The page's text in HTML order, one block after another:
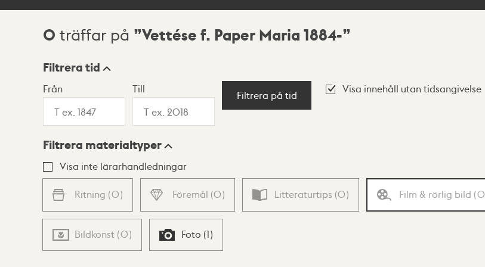
Sökresultat
0 träffar på Vettése f. Paper Maria 1884-
Visningsläge
Lista Karta
Filtrera tid
Från Till
Filtrera på tid
Visa innehåll utan tidsangivelse
Filtrera materialtyper
Visa inte lärarhandledningar
Ritning (0) Föremål (0) Litteraturtips (0) Film & rörlig bild (0
Bildkonst (0) Foto (1)